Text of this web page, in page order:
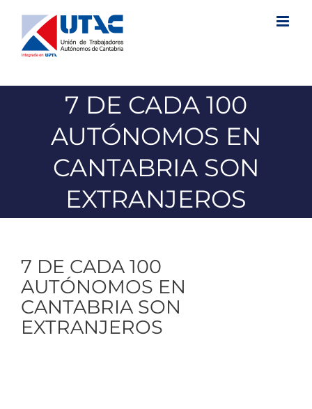
contenido
7 DE CADA 100
AUTÓNOMOS EN
CANTABRIA SON
EXTRANJEROS
7 DE CADA 100
AUTÓNOMOS EN
CANTABRIA SON
EXTRANJEROS